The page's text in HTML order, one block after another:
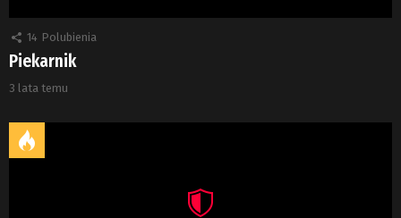
14 Polubienia
Piekarnik
3 lata temu